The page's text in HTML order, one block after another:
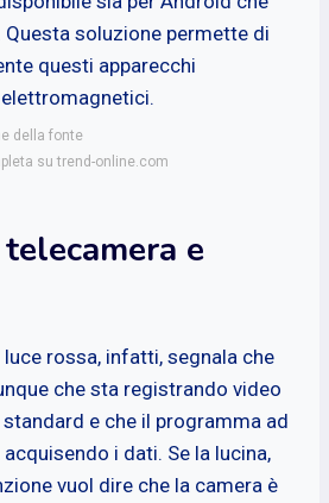
soluzione permette di
questi apparecchi
della fonte
su trend-online.com
e
rossa, infatti, segnala che
che sta registrando video
e che il programma ad
i dati. Se la lucina,
vuol dire che la camera è